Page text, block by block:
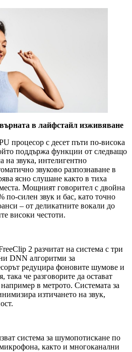
в лайфстайл изживяване
процесор с десет пъти по-висока
поддържа функции от следващо
на звука, интелигентно
звуково разпознаване в
ясно слушане както в тиха
Мощният говорител с двойна
по-силен звук и бас, като точно
– от деликатните вокали до
високи честоти.
2 разчитат на система с три
DNN алгоритми за
редуцира фоновите шумове и
така че разговорите да остават
в метрото. Системата за
изтичането на звук,
система за шумопотискане по
както и многоканални